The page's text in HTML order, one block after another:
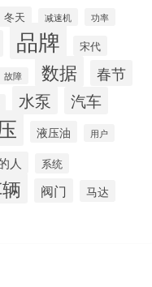
冬天 减速机 功率
品牌 宋代
故障 数据 春节
水泵 汽车
液压油 用户
人 系统
阀门 马达